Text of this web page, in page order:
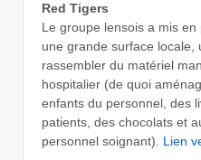
Red Tigers
Le groupe lensois a mis
une grande surface locale,
rassembler du matériel
hospitalier (de quoi
enfants du personnel, des
patients, des chocolats et
personnel soignant). Lien